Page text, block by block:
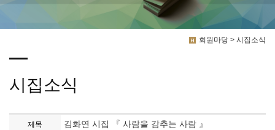
회원마당 > 시집소식
시집소식
제목 김화연 시집 『 사람을 감추는 사람 』